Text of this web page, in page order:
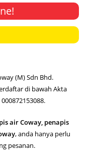
(M) Sdn Bhd.
di bawah Akta
air Coway, penapis
, anda hanya perlu
pesanan.